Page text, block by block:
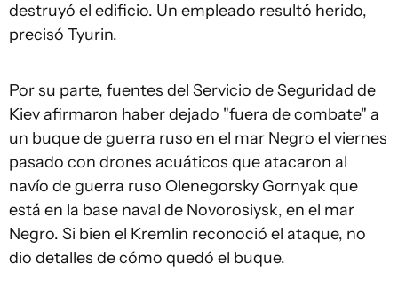
destruyó el edificio. Un empleado resultó herido,
precisó Tyurin.
Por su parte, fuentes del Servicio de Seguridad de
Kiev afirmaron haber dejado "fuera de combate" a
un buque de guerra ruso en el mar Negro el viernes
pasado con drones acuáticos que atacaron al
navío de guerra ruso Olenegorsky Gornyak que
está en la base naval de Novorosiysk, en el mar
Negro. Si bien el Kremlin reconoció el ataque, no
dio detalles de cómo quedó el buque.